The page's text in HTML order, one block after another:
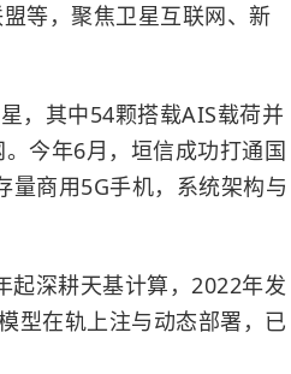
等，聚焦卫星互联网、新
，其中54颗搭载AIS载荷并
今年6月，垣信成功打通国
量商用5G手机，系统架构与
起深耕天基计算，2022年发
型在轨上注与动态部署，已